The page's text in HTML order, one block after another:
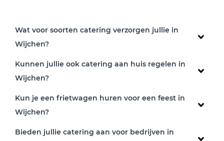
Wat voor soorten catering verzorgen jullie in
Wijchen?
Kunnen jullie ook catering aan huis regelen in
Wijchen?
Kun je een frietwagen huren voor een feest in
Wijchen?
Bieden jullie catering aan voor bedrijven in